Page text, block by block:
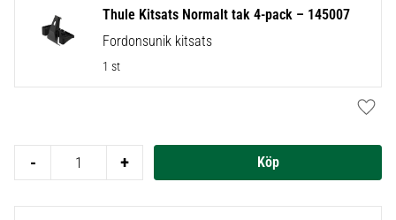
Thule Kitsats Normalt tak 4-pack – 145007
Fordonsunik kitsats
1 st
+
-